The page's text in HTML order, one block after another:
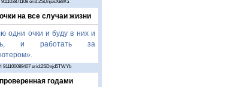
erid:2SDnjesXBWa
на все случаи жизни
одни очки и буду в них и
и работать за
erid:2SDnjd5TWYb
годами